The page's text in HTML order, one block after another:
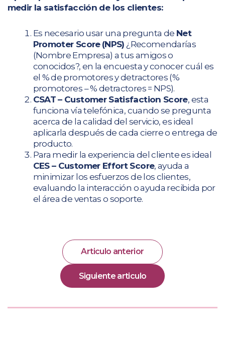
medir la satisfacción de los clientes:
Es necesario usar una pregunta de Net
Promoter Score (NPS) ¿Recomendarías
(Nombre Empresa) a tus amigos o
conocidos?, en la encuesta y conocer cuál es
el % de promotores y detractores (%
promotores – % detractores = NPS).
CSAT – Customer Satisfaction Score, esta
funciona vía telefónica, cuando se pregunta
acerca de la calidad del servicio, es ideal
aplicarla después de cada cierre o entrega de
producto.
Para medir la experiencia del cliente es ideal
CES – Customer Effort Score, ayuda a
minimizar los esfuerzos de los clientes,
evaluando la interacción o ayuda recibida por
el área de ventas o soporte.
Articulo anterior
Siguiente articulo